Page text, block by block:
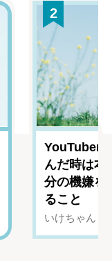
2
YouTuber
んだ時は
分の機嫌を
ること
いけちゃん（